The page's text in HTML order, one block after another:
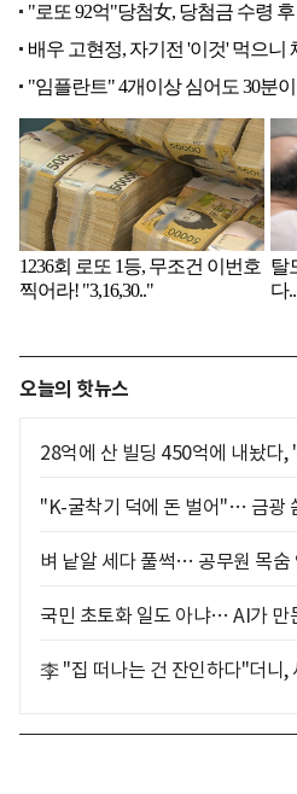
오늘의 핫뉴스
28억에 산 빌딩 450억에 내놨다,
"K-굴착기 덕에 돈 벌어"… 금광
벼 낱알 세다 풀썩… 공무원 목숨
국민 초토화 일도 아냐… AI가 만
李 "집 떠나는 건 잔인하다"더니,